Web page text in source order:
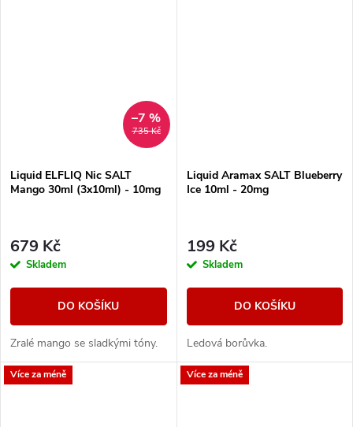
735 Kč
–7 %
Liquid ELFLIQ Nic SALT
Mango 30ml (3x10ml) - 10mg
679 Kč
Skladem
DO KOŠÍKU
Zralé mango se sladkými tóny.
Liquid Aramax SALT Blueberry
Ice 10ml - 20mg
199 Kč
Skladem
DO KOŠÍKU
Ledová borůvka.
Více za méně Více za méně